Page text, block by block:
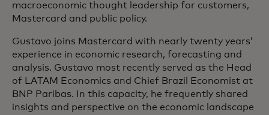
macroeconomic thought leadership for customers,
Mastercard and public policy.
Gustavo joins Mastercard with nearly twenty years’
experience in economic research, forecasting and
analysis. Gustavo most recently served as the Head
of LATAM Economics and Chief Brazil Economist at
BNP Paribas. In this capacity, he frequently shared
insights and perspective on the economic landscape